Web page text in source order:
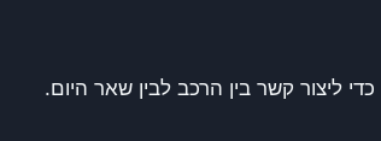
ליצור קשר בין הרכב לבין שאר היום.